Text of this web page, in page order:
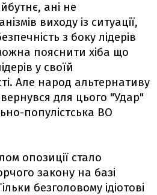
ані не
виходу із ситуації,
з боку лідерів
пояснити хіба що
у своїй
Але народ альтернативу
для цього "Удар"
популістська ВО
опозиції стало
закону на базі
безголовому ідіотові